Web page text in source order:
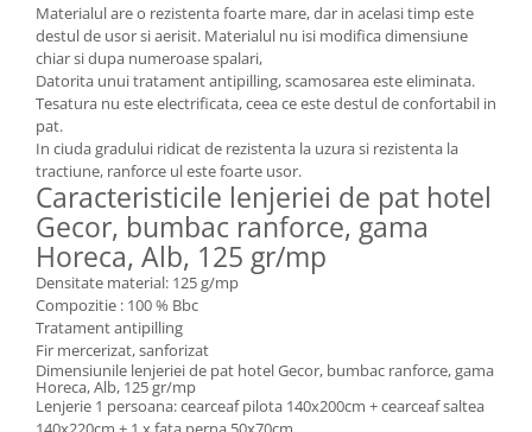
Materialul are o rezistenta foarte mare, dar in acelasi timp este
destul de usor si aerisit. Materialul nu isi modifica dimensiune
chiar si dupa numeroase spalari,
Datorita unui tratament antipilling, scamosarea este eliminata.
Tesatura nu este electrificata, ceea ce este destul de confortabil in
pat.
In ciuda gradului ridicat de rezistenta la uzura si rezistenta la
tractiune, ranforce ul este foarte usor.
Caracteristicile lenjeriei de pat hotel
Gecor, bumbac ranforce, gama
Horeca, Alb, 125 gr/mp
Densitate material: 125 g/mp
Compozitie : 100 % Bbc
Tratament antipilling
Fir mercerizat, sanforizat
Dimensiunile lenjeriei de pat hotel Gecor, bumbac ranforce, gama
Horeca, Alb, 125 gr/mp
Lenjerie 1 persoana: cearceaf pilota 140x200cm + cearceaf saltea